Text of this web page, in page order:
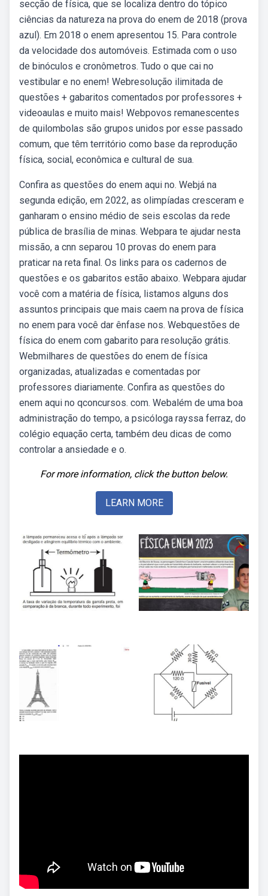
secção de física, que se localiza dentro do tópico
ciências da natureza na prova do enem de 2018 (prova
azul). Em 2018 o enem apresentou 15. Para controle
da velocidade dos automóveis. Estimada com o uso
de binóculos e cronômetros. Tudo o que cai no
vestibular e no enem! Webresolução ilimitada de
questões + gabaritos comentados por professores +
videoaulas e muito mais! Webpovos remanescentes
de quilombolas são grupos unidos por esse passado
comum, que têm território como base da reprodução
física, social, econômica e cultural de sua.
Confira as questões do enem aqui no. Webjá na
segunda edição, em 2022, as olimpíadas cresceram e
ganharam o ensino médio de seis escolas da rede
pública de brasília de minas. Webpara te ajudar nesta
missão, a cnn separou 10 provas do enem para
praticar na reta final. Os links para os cadernos de
questões e os gabaritos estão abaixo. Webpara ajudar
você com a matéria de física, listamos alguns dos
assuntos principais que mais caem na prova de física
no enem para você dar ênfase nos. Webquestões de
física do enem com gabarito para resolução grátis.
Webmilhares de questões do enem de física
organizadas, atualizadas e comentadas por
professores diariamente. Confira as questões do
enem aqui no qconcursos. com. Webalém de uma boa
administração do tempo, a psicóloga rayssa ferraz, do
colégio equação certa, também deu dicas de como
controlar a ansiedade e o.
For more information, click the button below.
LEARN MORE